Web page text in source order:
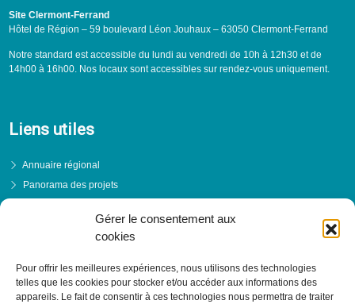
Gérer le consentement aux
cookies
Pour offrir les meilleures expériences, nous utilisons des technologies
telles que les cookies pour stocker et/ou accéder aux informations des
appareils. Le fait de consentir à ces technologies nous permettra de traiter
Site Clermont-Ferrand
Hôtel de Région – 59 boulevard Léon Jouhaux – 63050 Clermont-Ferrand
Notre standard est accessible du lundi au vendredi de 10h à 12h30 et de
14h00 à 16h00. Nos locaux sont accessibles sur rendez-vous uniquement.
Liens utiles
Annuaire régional
Panorama des projets